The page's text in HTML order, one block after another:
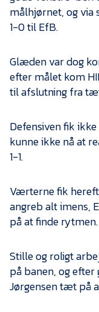
målhjørnet, og via
1-0 til EfB.
Glæden var dog
efter målet kom
til afslutning fra
Defensiven fik
kunne ikke nå at
1-1.
Værterne fik
angreb alt imens,
på at finde rytmen.
Stille og roligt
på banen, og
Jørgensen tæt på